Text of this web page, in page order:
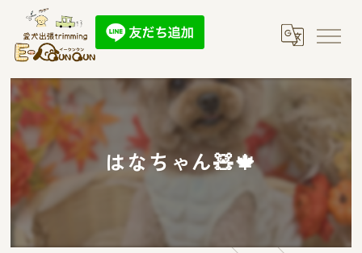
はなちゃん🧸🍁